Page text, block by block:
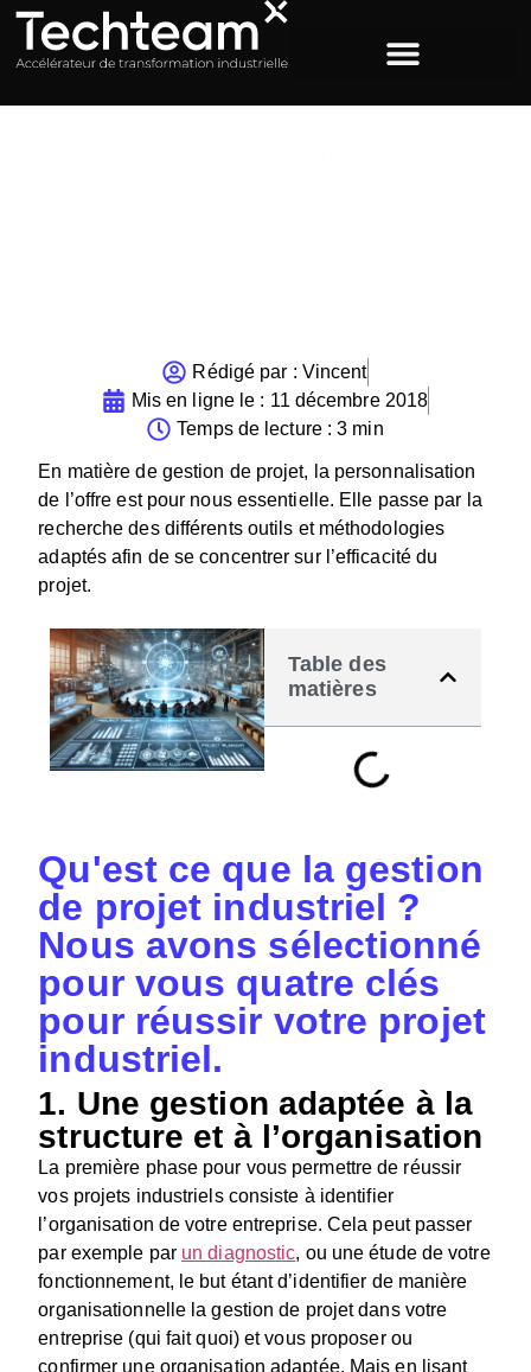
Rédigé par : Vincent
Mis en ligne le : 11 décembre 2018
Temps de lecture : 3 min
En matière de gestion de projet, la personnalisation
de l’offre est pour nous essentielle. Elle passe par la
recherche des différents outils et méthodologies
adaptés afin de se concentrer sur l’efficacité du
projet.
Table des
matières
Qu'est ce que la gestion
de projet industriel ?
Nous avons sélectionné
pour vous quatre clés
pour réussir votre projet
industriel.
1. Une gestion adaptée à la
structure et à l’organisation
La première phase pour vous permettre de réussir
vos projets industriels consiste à identifier
l’organisation de votre entreprise. Cela peut passer
par exemple par un diagnostic, ou une étude de votre
fonctionnement, le but étant d’identifier de manière
organisationnelle la gestion de projet dans votre
entreprise (qui fait quoi) et vous proposer ou
confirmer une organisation adaptée. Mais en lisant